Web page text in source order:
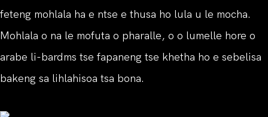
feteng mohlala ha e ntse e thusa ho lula u le mocha.
Mohlala o na le mofuta o pharalle, o o lumelle hore o
arabe li-bardms tse fapaneng tse khetha ho e sebelisa
bakeng sa lihlahisoa tsa bona.